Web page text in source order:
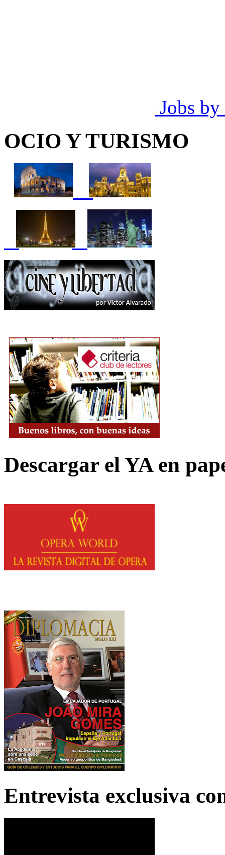
Jobs by
OCIO Y TURISMO
Descargar el YA en
Entrevista exclusiva